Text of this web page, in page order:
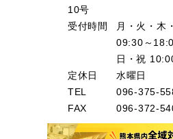
10号
受付時間
月・火・木
09:30～
日・祝
定休日
水曜日
TEL
096-375-
FAX
096-372-